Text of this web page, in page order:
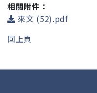
相關附件：
來文 (52).pdf
回上頁